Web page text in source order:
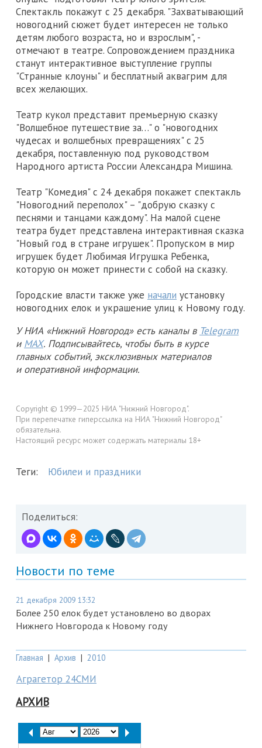
Спектакль покажут с 25 декабря. "Захватывающий
новогодний сюжет будет интересен не только
детям любого возраста, но и взрослым", -
отмечают в театре. Сопровождением праздника
станут интерактивное выступление группы
"Странные клоуны" и бесплатный аквагрим для
всех желающих.
Театр кукол представит премьерную сказку
"Волшебное путешествие за…" о "новогодних
чудесах и волшебных превращениях" с 25
декабря, поставленную под руководством
Народного артиста России Александра Мишина.
Театр "Комедия" с 24 декабря покажет спектакль
"Новогодний переполох" – "добрую сказку с
песнями и танцами каждому". На малой сцене
театра будет представлена интерактивная сказка
"Новый год в стране игрушек". Пропуском в мир
игрушек будет Любимая Игрушка Ребенка,
которую он может принести с собой на сказку.
Городские власти также уже начали установку
новогодних елок и украшение улиц к Новому году.
У НИА «Нижний Новгород» есть каналы в Telegram
и MAX. Подписывайтесь, чтобы быть в курсе
главных событий, эксклюзивных материалов
и оперативной информации.
Copyright © 1999—2025 НИА "Нижний Новгород".
При перепечатке гиперссылка на НИА "Нижний Новгород"
обязательна.
Настоящий ресурс может содержать материалы 18+
Теги: Юбилеи и праздники
Поделиться:
Новости по теме
21 декабря 2009 13:32
Более 250 елок будет установлено во дворах
Нижнего Новгорода к Новому году
Главная | Архив | 2010
Аграгетор 24СМИ
АРХИВ